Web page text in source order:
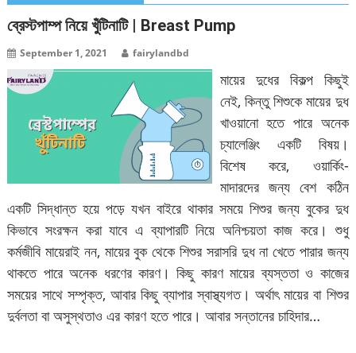
ব্রেস্টপাম্প নিয়ে খুঁটিনাটি | Breast Pump
September 1, 2021 fairylandbd
মায়ের দুধের বিকল্প কিছুই
নেই, কিন্তু শিশুকে মায়ের দুধ
খাওয়ানো হতে পারে অনেক
চ্যালেঞ্জিং একটি বিষয়।
বিশেষ করে, ওয়ার্কিং-
মাদারদের জন্য বেশ কঠিন
একটি সিদ্ধান্ত হয়ে পড়ে যখন বাইরে থাকার সময়ে শিশুর জন্য বুকের দুধ
কিভাবে সংরক্ষন করা যাবে এ ব্যাপারটি নিয়ে অনিশ্চয়তা কাজ করে। শুধু
কর্মজীবি মায়েরাই নন, মায়ের বুক থেকে শিশুর সরাসরি দুধ না খেতে পারার জন্য
থাকতে পারে অনেক ধরণের কারণ। কিছু কারণ মায়ের ব্যস্ততা ও কাজের
সময়ের সাথে সম্পৃক্ত, আবার কিছু ব্যাপার স্বাস্থ্যগত। অর্থাৎ মায়ের বা শিশুর
দুর্বলতা বা অসুস্থতাও এর কারণ হতে পারে। আবার সন্তানের চাহিদার…